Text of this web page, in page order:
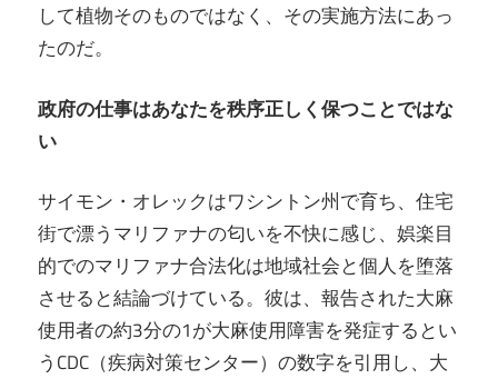
して植物そのものではなく、その実施方法にあっ
たのだ。
政府の仕事はあなたを秩序正しく保つことではな
い
サイモン・オレックはワシントン州で育ち、住宅
街で漂うマリファナの匂いを不快に感じ、娯楽目
的でのマリファナ合法化は地域社会と個人を堕落
させると結論づけている。彼は、報告された大麻
使用者の約3分の1が大麻使用障害を発症するとい
うCDC（疾病対策センター）の数字を引用し、大